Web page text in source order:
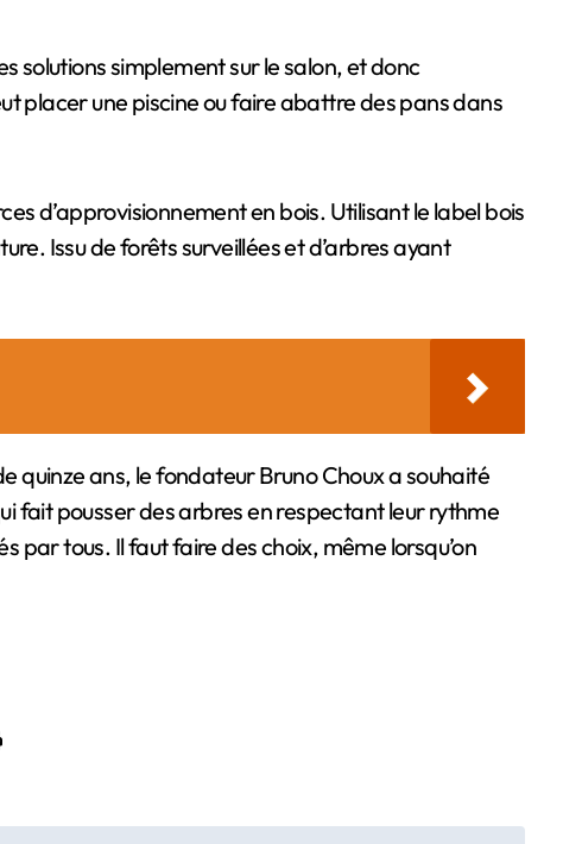
solutions simplement sur le salon, et donc
placer une piscine ou faire abattre des pans dans
d’approvisionnement en bois. Utilisant le label bois
Issu de forêts surveillées et d’arbres ayant
quinze ans, le fondateur Bruno Choux a souhaité
fait pousser des arbres en respectant leur rythme
par tous. Il faut faire des choix, même lorsqu’on